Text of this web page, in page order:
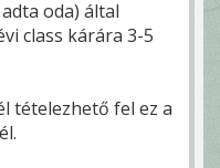
oda) által
class kárára 3-5
tételezhető fel ez a